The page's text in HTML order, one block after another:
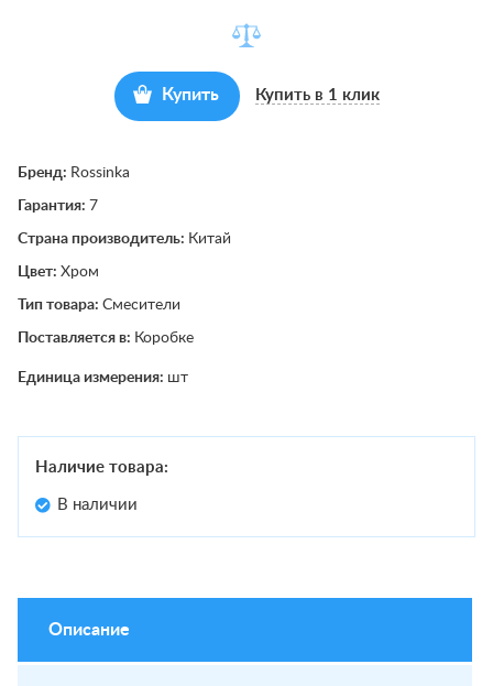
Купить Купить в 1 клик
Бренд: Rossinka
Гарантия: 7
Страна производитель: Китай
Цвет: Хром
Тип товара: Смесители
Поставляется в: Коробке
Единица измерения: шт
Наличие товара:
В наличии
Описание